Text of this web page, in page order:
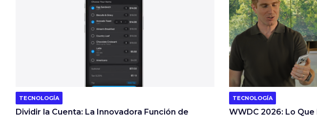
TECNOLOGÍA
Dividir la Cuenta: La Innovadora Función de
TECNOLOGÍA
WWDC 2026: Lo